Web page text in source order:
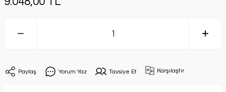
Paylaş Yorum Yaz Tavsiye Et Karşılaştır